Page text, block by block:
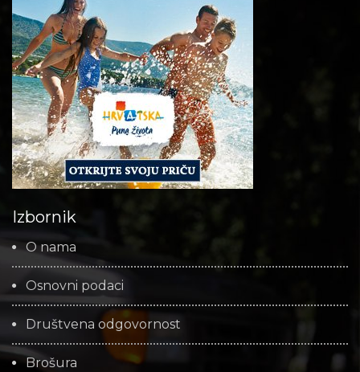
Izbornik
O nama
Osnovni podaci
Društvena odgovornost
Brošura